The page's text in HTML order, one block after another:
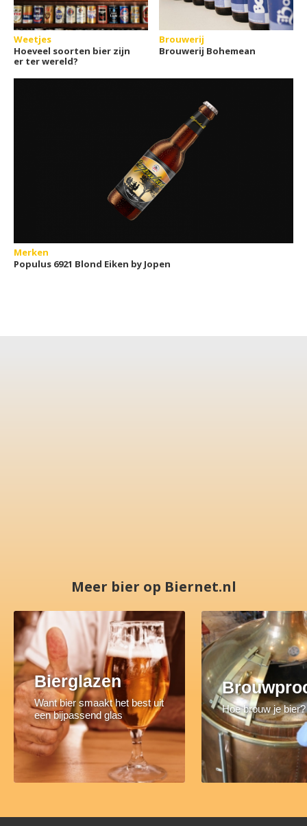
Weetjes
Hoeveel soorten bier zijn
er ter wereld?
Brouwerij
Brouwerij Bohemean
Merken
Populus 6921 Blond Eiken by Jopen
Meer bier op Biernet.nl
Bierglazen
Want bier smaakt het best uit
een bijpassend glas
Hoe brouw je bier?